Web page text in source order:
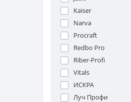
Kaiser
Narva
Procraft
Redbo Pro
Riber-Profi
Vitals
ИСКРА
Луч Профи